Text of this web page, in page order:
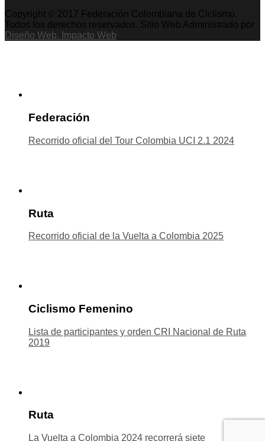
Copyright © 2017 Federación Colombiana de Ciclismo.
Todos los derechos reservados. Sitio Web Administrado por
Diseño Web. Impacto Web
Federación
Recorrido oficial del Tour Colombia UCI 2.1 2024
Ruta
Recorrido oficial de la Vuelta a Colombia 2025
Ciclismo Femenino
Lista de participantes y orden CRI Nacional de Ruta
2019
Ruta
La Vuelta a Colombia 2024 recorrerá siete